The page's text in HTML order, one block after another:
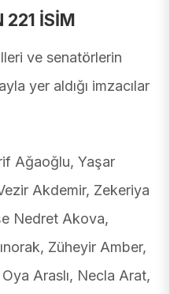
221 İSİM
ve senatörlerin
yer aldığı imzacılar
Ağaoğlu, Yaşar
Akdemir, Zekeriya
Nedret Akova,
Züheyir Amber,
Araslı, Necla Arat,